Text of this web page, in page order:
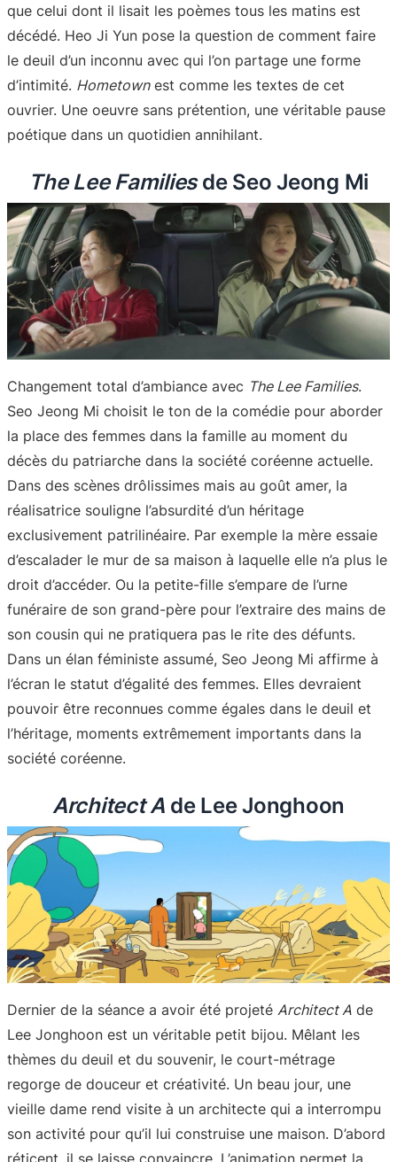
que celui dont il lisait les poèmes tous les matins est
décédé. Heo Ji Yun pose la question de comment faire
le deuil d’un inconnu avec qui l’on partage une forme
d’intimité. Hometownest comme les textes de cet
ouvrier. Une oeuvre sans prétention, une véritable pause
poétique dans un quotidien annihilant.
The Lee Familiesde Seo Jeong Mi
Changement total d’ambiance avec The Lee Families.
Seo Jeong Mi choisit le ton de la comédie pour aborder
la place des femmes dans la famille au moment du
décès du patriarche dans la société coréenne actuelle.
Dans des scènes drôlissimes mais au goût amer, la
réalisatrice souligne l’absurdité d’un héritage
exclusivement patrilinéaire. Par exemple la mère essaie
d’escalader le mur de sa maison à laquelle elle n’a plus le
droit d’accéder. Ou la petite-fille s’empare de l’urne
funéraire de son grand-père pour l’extraire des mains de
son cousin qui ne pratiquera pas le rite des défunts.
Dans un élan féministe assumé, Seo Jeong Mi affirme à
l’écran le statut d’égalité des femmes. Elles devraient
pouvoir être reconnues comme égales dans le deuil et
l’héritage, moments extrêmement importants dans la
société coréenne.
Architect A de Lee Jonghoon
Dernier de la séance a avoir été projeté Architect A de
Lee Jonghoon est un véritable petit bijou. Mêlant les
thèmes du deuil et du souvenir, le court-métrage
regorge de douceur et créativité. Un beau jour, une
vieille dame rend visite à un architecte qui a interrompu
son activité pour qu’il lui construise une maison. D’abord